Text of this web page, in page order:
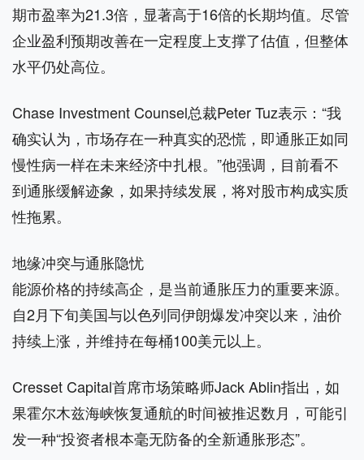
期市盈率为21.3倍，显著高于16倍的长期均值。尽管
企业盈利预期改善在一定程度上支撑了估值，但整体
水平仍处高位。
Chase Investment Counsel总裁Peter Tuz表示：“我
确实认为，市场存在一种真实的恐慌，即通胀正如同
慢性病一样在未来经济中扎根。”他强调，目前看不
到通胀缓解迹象，如果持续发展，将对股市构成实质
性拖累。
地缘冲突与通胀隐忧
能源价格的持续高企，是当前通胀压力的重要来源。
自2月下旬美国与以色列同伊朗爆发冲突以来，油价
持续上涨，并维持在每桶100美元以上。
Cresset Capital首席市场策略师Jack Ablin指出，如
果霍尔木兹海峡恢复通航的时间被推迟数月，可能引
发一种“投资者根本毫无防备的全新通胀形态”。